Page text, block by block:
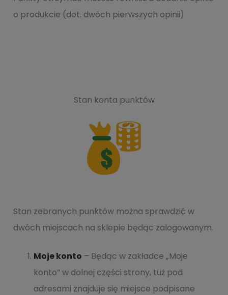
o produkcie (dot. dwóch pierwszych opinii)
Stan konta punktów
Stan zebranych punktów można sprawdzić w
dwóch miejscach na sklepie będąc zalogowanym.
Moje konto – Będąc w zakładce „Moje
konto” w dolnej części strony, tuż pod
adresami znajduje się miejsce podpisane